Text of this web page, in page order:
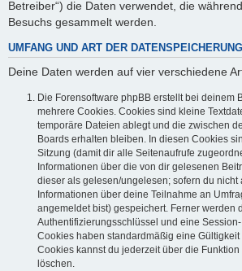
Betreiber“) die Daten verwendet, die
Besuchs gesammelt werden.
UMFANG UND ART DER DATENSPEICHERUNG
Deine Daten werden auf vier verschiedene
Die Forensoftware phpBB erstellt bei deinem
mehrere Cookies. Cookies sind kleine
temporäre Dateien ablegt und die zwischen
Boards erhalten bleiben. In diesen Cookies
Sitzung (damit dir alle Seitenaufrufe
Informationen über die von dir gelesenen
dieser als gelesen/ungelesen; sofern du nicht
Informationen über deine Teilnahme an
angemeldet bist) gespeichert. Ferner werden
Authentifizierungsschlüssel und eine
Cookies haben standardmäßig eine Gültigkeit
Cookies kannst du jederzeit über die Funktion
löschen.